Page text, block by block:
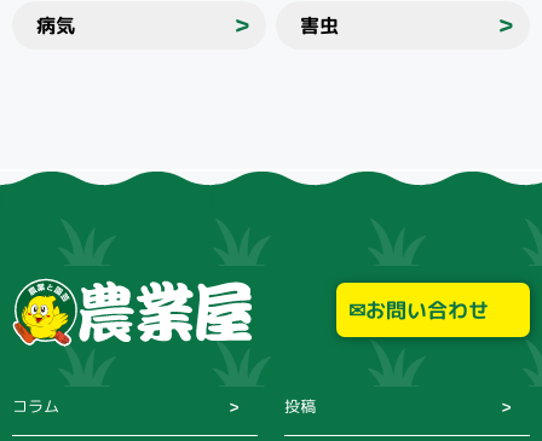
病気 ＞ 害虫 ＞
お問い合わせ
コラム 投稿